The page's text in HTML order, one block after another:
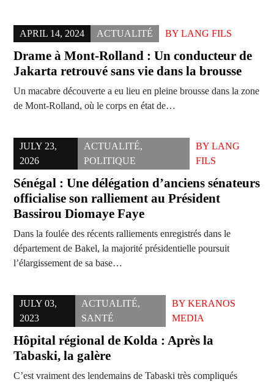
APRIL 14, 2024 ACTUALITÉ BY LANG FILS
Drame à Mont-Rolland : Un conducteur de
Jakarta retrouvé sans vie dans la brousse
Un macabre découverte a eu lieu en pleine brousse dans la zone
de Mont-Rolland, où le corps en état de…
JULY 23,
2026
ACTUALITÉ,
POLITIQUE
BYLANG
FILS
Sénégal : Une délégation d’anciens sénateurs
officialise son ralliement au Président
Bassirou Diomaye Faye
Dans la foulée des récents ralliements enregistrés dans le
département de Bakel, la majorité présidentielle poursuit
l’élargissement de sa base…
JULY 03,
2023
ACTUALITÉ,
SANTÉ
BYKERANOS
MEDIA
Hôpital régional de Kolda : Après la
Tabaski, la galère
C’est vraiment des lendemains de Tabaski très compliqués